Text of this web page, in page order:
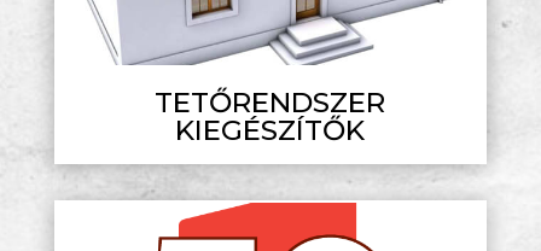
TETŐRENDSZER
KIEGÉSZÍTŐK